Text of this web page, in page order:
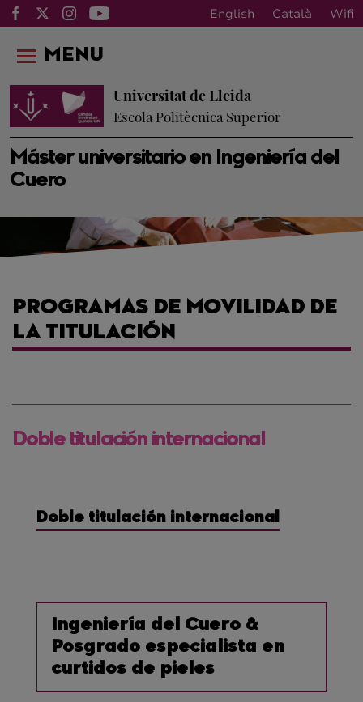
English Català Wifi
Máster universitario en Ingeniería del
Cuero
Universitat de Lleida
Escola Politècnica Superior
MENU
PROGRAMAS DE MOVILIDAD DE
LA TITULACIÓN
Doble titulación internacional
Doble titulación internacional
Ingeniería del Cuero &
Posgrado especialista en
curtidos de pieles